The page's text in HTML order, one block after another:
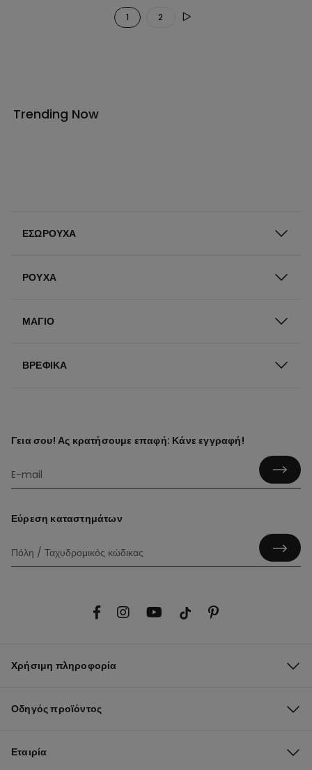
1 2
Trending Now
ΕΣΏΡΟΥΧΑ
ΡΟΎΧΑ
ΜΑΓΙΌ
ΒΡΕΦΙΚΆ
Γεια σου! Ας κρατήσουμε επαφή: Κάνε εγγραφή!
Εύρεση καταστημάτων
Χρήσιμη πληροφορία
Οδηγός προϊόντος
Εταιρία